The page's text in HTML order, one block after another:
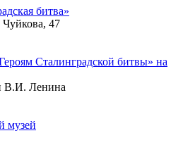
битва»
47
Сталинградской битвы» на
В.И. Ленина
музей